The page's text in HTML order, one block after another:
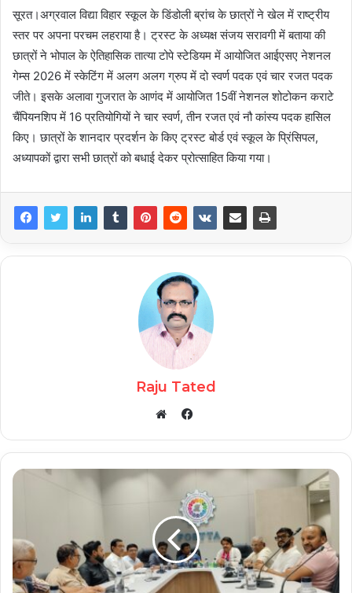
सूरत।अग्रवाल विद्या विहार स्कूल के डिंडोली ब्रांच के छात्रों ने खेल में राष्ट्रीय
स्तर पर अपना परचम लहराया है। ट्रस्ट के अध्यक्ष संजय सरावगी में बताया की
छात्रों ने भोपाल के ऐतिहासिक तात्या टोपे स्टेडियम में आयोजित आईएसए नेशनल
गेम्स 2026 में स्केटिंग में अलग अलग ग्रुप में दो स्वर्ण पदक एवं चार रजत पदक
जीते। इसके अलावा गुजरात के आणंद में आयोजित 15वीं नेशनल शोटोकन कराटे
चैंपियनशिप में 16 प्रतियोगियों ने चार स्वर्ण, तीन रजत एवं नौ कांस्य पदक हासिल
किए। छात्रों के शानदार प्रदर्शन के किए ट्रस्ट बोर्ड एवं स्कूल के प्रिंसिपल,
अध्यापकों द्वारा सभी छात्रों को बधाई देकर प्रोत्साहित किया गया।
Raju Tated
Facebook